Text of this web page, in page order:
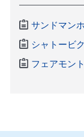
サンドマン
シャトービ
フェアモン